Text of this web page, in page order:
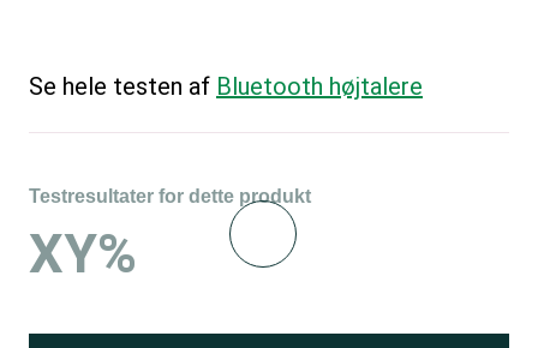
Se hele testen af Bluetooth højtalere
Testresultater for dette produkt
XY%